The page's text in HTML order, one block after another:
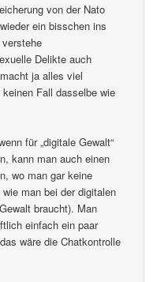
von der Nato
ein bisschen ins
Delikte auch
ja alles viel
Fall dasselbe wie
für „digitale Gewalt“
kann man auch einen
wo man gar keine
man bei der digitalen
braucht). Man
einfach ein paar
wäre die Chatkontrolle